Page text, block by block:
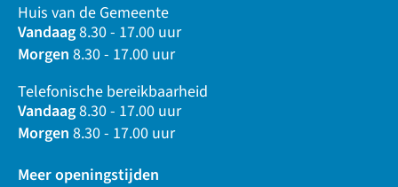
Huis van de Gemeente
Vandaag8.30 - 17.00 uur
Morgen 8.30 - 17.00 uur
Telefonische bereikbaarheid
Vandaag8.30 - 17.00 uur
Morgen 8.30 - 17.00 uur
Meer openingstijden